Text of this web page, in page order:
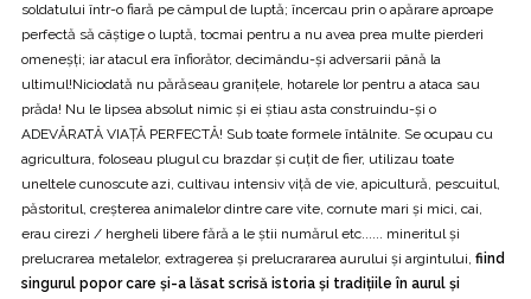
soldatului într-o fiară pe câmpul de luptă; încercau prin o apărare aproape
perfectă să câștige o luptă, tocmai pentru a nu avea prea multe pierderi
omeneșți; iar atacul era înfiorător, decimându-și adversarii până la
ultimul!Niciodată nu părăseau granițele, hotarele lor pentru a ataca sau
prăda! Nu le lipsea absolut nimic și ei știau asta construindu-și o
ADEVĂRATĂ VIAȚĂ PERFECTĂ! Sub toate formele întâlnite. Se ocupau cu
agricultura, foloseau plugul cu brazdar și cuțit de fier, utilizau toate
uneltele cunoscute azi, cultivau intensiv viță de vie, apicultură, pescuitul,
păstoritul, creșterea animalelor dintre care vite, cornute mari și mici, cai,
erau cirezi / hergheli libere fără a le știi numărul etc...... mineritul și
prelucrarea metalelor, extragerea și prelucrararea aurului și argintului, fiind
singurul popor care și-a lăsat scrisă istoria și tradițiile în aurul și